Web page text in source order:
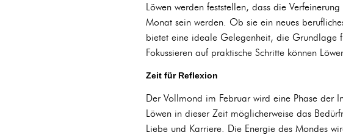
Löwen werden feststellen, dass die
Monat sein werden. Ob sie ein neues
bietet eine ideale Gelegenheit, die Grundlage
Fokussieren auf praktische Schritte können
Zeit für Reflexion
Der Vollmond im Februar wird eine Phase der
Löwen in dieser Zeit möglicherweise das
Liebe und Karriere. Die Energie des Mondes